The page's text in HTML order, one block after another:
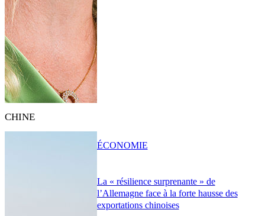
CHINE
La « résilience surprenante » de
l’Allemagne face à la forte hausse des
exportations chinoises
ÉCONOMIE